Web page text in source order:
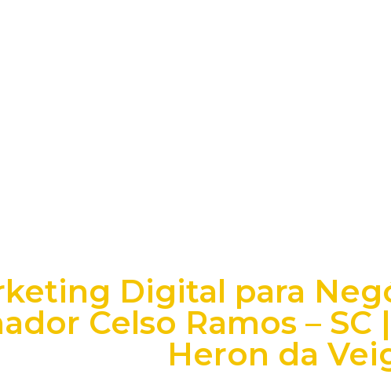
Digital para
Celso Ramos –
Heron da